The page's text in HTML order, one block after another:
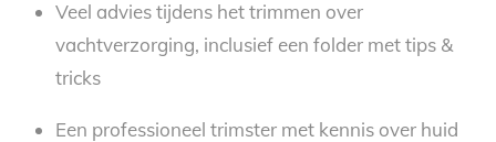
Veel advies tijdens het trimmen over
vachtverzorging, inclusief een folder met tips &
tricks
Een professioneel trimster met kennis over huid